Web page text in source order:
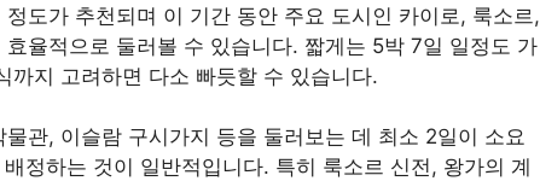
도가 추천되며 이 기간 동안 주요 도시인 카이로, 룩소르,
율적으로 둘러볼 수 있습니다. 짧게는 5박 7일 일정도 가
까지 고려하면 다소 빠듯할 수 있습니다.
관, 이슬람 구시가지 등을 둘러보는 데 최소 2일이 소요
정하는 것이 일반적입니다. 특히 룩소르 신전, 왕가의 계